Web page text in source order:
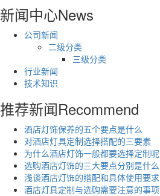
新闻中心News
公司新闻
二级分类
三级分类
行业新闻
技术知识
推荐新闻Recommend
酒店灯饰保养的五个要点是什么
对酒店灯具定制选择搭配的三要素
为什么酒店灯饰一般都要选择定制呢
选购酒店灯饰的三大要点分别是什么
浅谈酒店灯饰的搭配和具体使用要求
酒店灯具定制与选购需要注意的事项